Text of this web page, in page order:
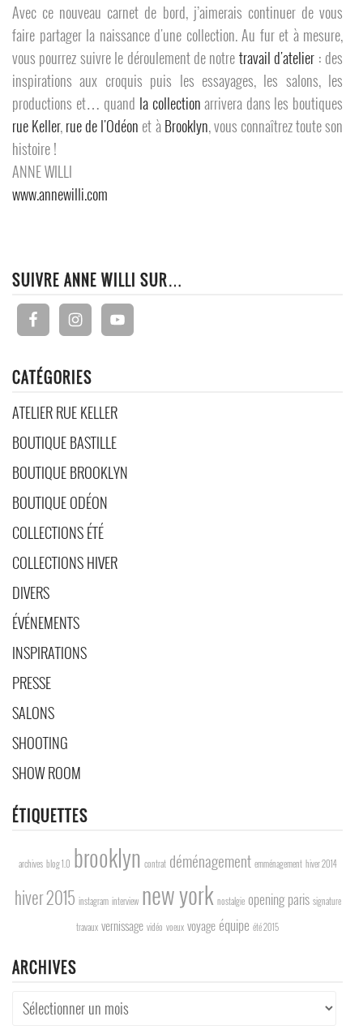
Avec ce nouveau carnet de bord, j’aimerais continuer de vous
faire partager la naissance d'une collection. Au fur et à mesure,
vous pourrez suivre le déroulement de notretravail d'atelier : des
inspirations aux croquis puis les essayages, les salons, les
productions et… quand la collectionarrivera dans les boutiques
rue Keller,rue de l'Odéon et àBrooklyn, vous connaîtrez toute son
histoire !
ANNE WILLI
www.annewilli.com
SUIVRE ANNE WILLI SUR…
CATÉGORIES
ATELIER RUE KELLER
BOUTIQUE BASTILLE
BOUTIQUE BROOKLYN
BOUTIQUE ODÉON
COLLECTIONS ÉTÉ
COLLECTIONS HIVER
DIVERS
ÉVÉNEMENTS
INSPIRATIONS
PRESSE
SALONS
SHOOTING
SHOW ROOM
ÉTIQUETTES
archives blog 1.0 brooklyn contrat déménagement emménagement hiver 2014
hiver 2015 instagram interview new york nostalgie opening paris signature
travaux vernissage vidéo voeux voyage équipe été 2015
ARCHIVES
Archives